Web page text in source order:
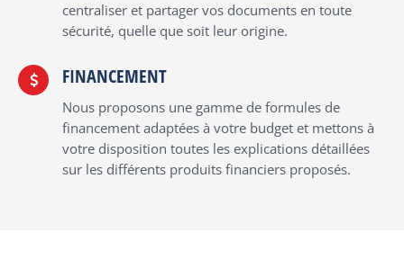
centraliser et partager vos documents en toute
sécurité, quelle que soit leur origine.
FINANCEMENT
Nous proposons une gamme de formules de
financement adaptées à votre budget et mettons à
votre disposition toutes les explications détaillées
sur les différents produits financiers proposés.